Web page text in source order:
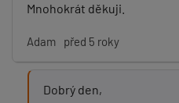
Mnohokrát děkuji.
Adam před 5 roky
Dobrý den,